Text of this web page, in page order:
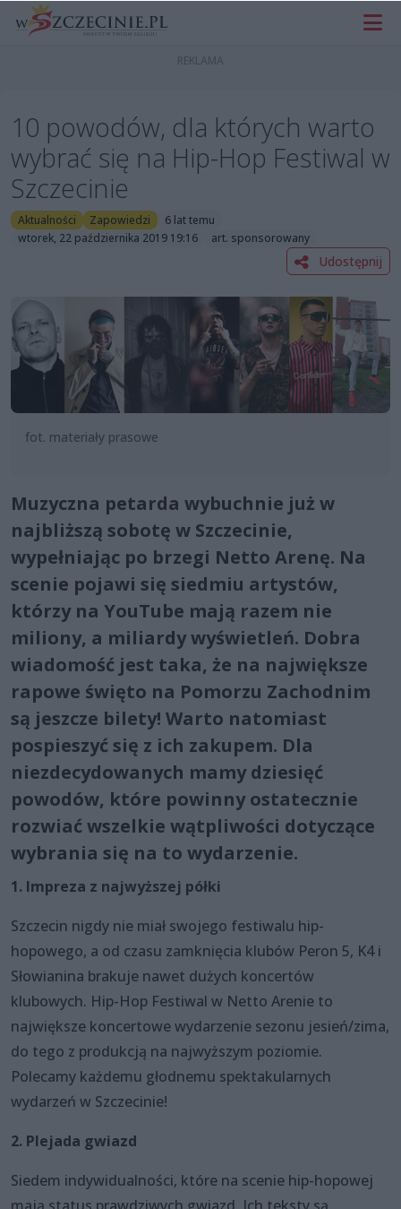
10 powodów, dla których warto
wybrać się na Hip-Hop Festiwal w
Szczecinie
Aktualności Zapowiedzi
6 lat temu
wtorek, 22 października 2019 19:16
art. sponsorowany
Udostępnij
fot. materiały prasowe
Muzyczna petarda wybuchnie już w
najbliższą sobotę w Szczecinie,
wypełniając po brzegi Netto Arenę. Na
scenie pojawi się siedmiu artystów,
którzy na YouTube mają razem nie
miliony, a miliardy wyświetleń. Dobra
wiadomość jest taka, że na największe
rapowe święto na Pomorzu Zachodnim
są jeszcze bilety! Warto natomiast
pospieszyć się z ich zakupem. Dla
niezdecydowanych mamy dziesięć
powodów, które powinny ostatecznie
rozwiać wszelkie wątpliwości dotyczące
wybrania się na to wydarzenie.
1. Impreza z najwyższej półki
Szczecin nigdy nie miał swojego festiwalu hip-
hopowego, a od czasu zamknięcia klubów Peron 5, K4 i
Słowianina brakuje nawet dużych koncertów
klubowych. Hip-Hop Festiwal w Netto Arenie to
największe koncertowe wydarzenie sezonu jesień/zima,
do tego z produkcją na najwyższym poziomie.
Polecamy każdemu głodnemu spektakularnych
wydarzeń w Szczecinie!
2. Plejada gwiazd
Siedem indywidualności, które na scenie hip-hopowej